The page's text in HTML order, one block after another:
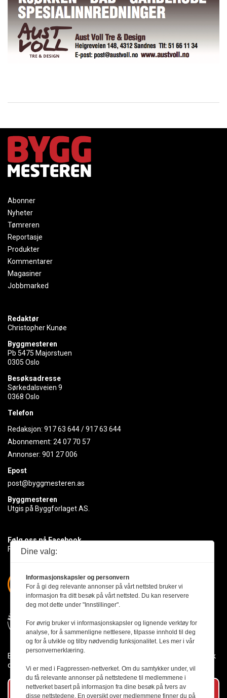
Abonner
Nyheter
Tømreren
Reportasje
Produkter
Kommentarer
Magasiner
Jobbmarked
Redaktør
Christopher Kunøe
Byggmesteren
Pb 5475 Majorstuen
0305 Oslo
Besøksadresse
Sørkedalsveien 9
0368 Oslo
Telefon
Redaksjon: 917 63 644/917 63 644
Abonnement: 24 07 70 57
Annonser: 901 27 006
Epost
post@byggmesteren.as
Byggmesteren
Utgis på Byggforlaget AS.
Følg oss på Facebook
Få med deg det siste innen byggebransjen
Byggmesteren følger Vær Varsom-plakaten og presseetikken slik
den er nedfelt i Redaktørplakaten.
Abonner på vårt nyhetsbrev
Dine valg:
Informasjonskapsler og personvern
For å gi deg relevante annonser på vårt nettsted bruker vi
informasjon fra ditt besøk på vårt nettsted. Du kan reservere
deg mot dette under "Innstillinger".
For øvrig bruker vi informasjonskapsler og lignende verktøy for
analyse, for å sammenligne nettlesere, tilpasse innhold til deg
og for å utvikle og tilby nødvendig funksjonalitet. Les mer i vår
personvernerklæring.
Vi er med i Fagpressen-nettverket. Om du samtykker under, vil
du få relevante annonser på nettstedene til medlemmene i
nettverket basert på informasjon fra dine besøk på tvers av
disse nettstedene. En oversikt over medlemmene finner du på